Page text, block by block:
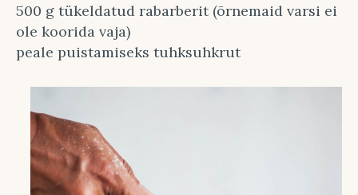
500 g tükeldatud rabarberit (õrnemaid varsi ei
ole koorida vaja)
peale puistamiseks tuhksuhkrut